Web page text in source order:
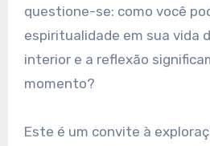
questione-se: como você
espiritualidade em sua vida
interior e a reflexão
momento?
Este é um convite à